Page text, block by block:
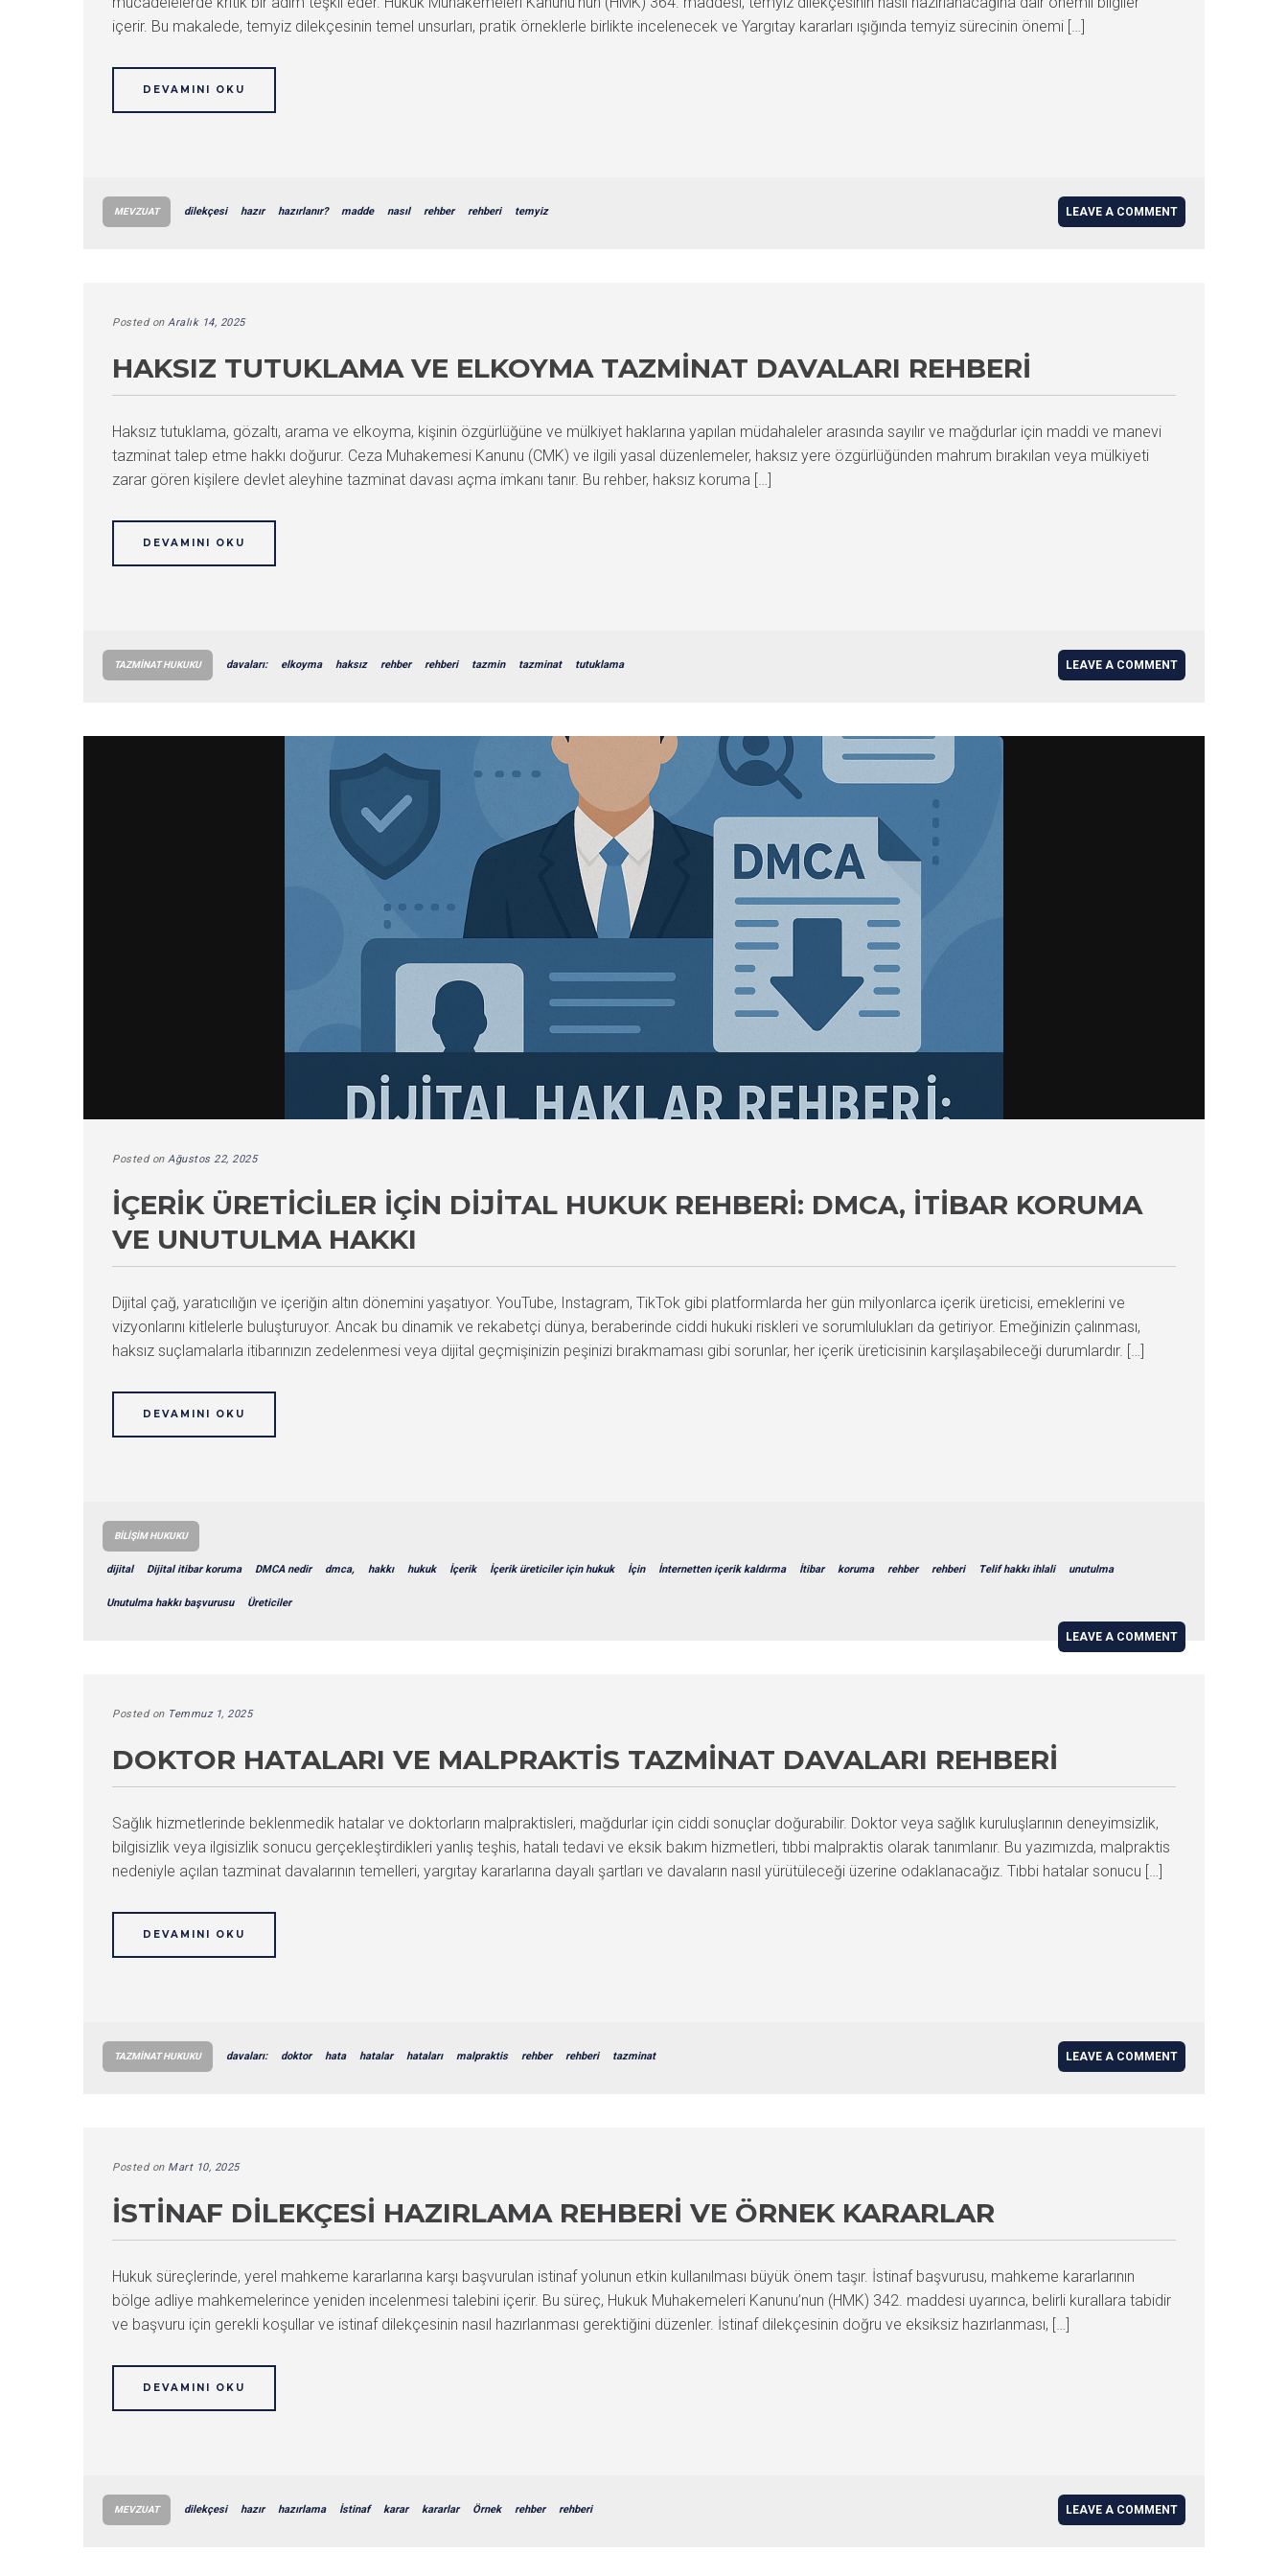
içerir. Bu makalede, temyiz dilekçesinin temel unsurları, pratik örneklerle birlikte incelenecek ve Yargıtay kararları ışığında temyiz sürecinin önemi […]
DEVAMINI OKU
MEVZUAT dilekçesi hazır hazırlanır? madde nasıl rehber rehberi temyiz LEAVE A COMMENT
Posted on Aralık 14, 2025
HAKSIZ TUTUKLAMA VE ELKOYMA TAZMINAT DAVALARI REHBERI
Haksız tutuklama, gözaltı, arama ve elkoyma, kişinin özgürlüğüne ve mülkiyet haklarına yapılan müdahaleler arasında sayılır ve mağdurlar için maddi ve manevi
tazminat talep etme hakkı doğurur. Ceza Muhakemesi Kanunu (CMK) ve ilgili yasal düzenlemeler, haksız yere özgürlüğünden mahrum bırakılan veya mülkiyeti
zarar gören kişilere devlet aleyhine tazminat davası açma imkanı tanır. Bu rehber, haksız koruma […]
DEVAMINI OKU
TAZMINAT HUKUKU davaları: elkoyma haksız rehber rehberi tazmin tazminat tutuklama LEAVE A COMMENT
Posted on Ağustos 22, 2025
İÇERIK ÜRETICILER İÇIN DIJITAL HUKUK REHBERI: DMCA, İTIBAR KORUMA
VE UNUTULMA HAKKI
Dijital çağ, yaratıcılığın ve içeriğin altın dönemini yaşatıyor. YouTube, Instagram, TikTok gibi platformlarda her gün milyonlarca içerik üreticisi, emeklerini ve
vizyonlarını kitlelerle buluşturuyor. Ancak bu dinamik ve rekabetçi dünya, beraberinde ciddi hukuki riskleri ve sorumlulukları da getiriyor. Emeğinizin çalınması,
haksız suçlamalarla itibarınızın zedelenmesi veya dijital geçmişinizin peşinizi bırakmaması gibi sorunlar, her içerik üreticisinin karşılaşabileceği durumlardır. […]
DEVAMINI OKU
BILIŞIM HUKUKU
dijital Dijital itibar koruma DMCA nedir dmca, hakkı hukuk İçerik İçerik üreticiler için hukuk İçin İnternetten içerik kaldırma İtibar koruma rehber rehberi Telif hakkı ihlali unutulma
Unutulma hakkı başvurusu Üreticiler
LEAVE A COMMENT
Posted on Temmuz 1, 2025
DOKTOR HATALARI VE MALPRAKTIS TAZMINAT DAVALARI REHBERI
Sağlık hizmetlerinde beklenmedik hatalar ve doktorların malpraktisleri, mağdurlar için ciddi sonuçlar doğurabilir. Doktor veya sağlık kuruluşlarının deneyimsizlik,
bilgisizlik veya ilgisizlik sonucu gerçekleştirdikleri yanlış teşhis, hatalı tedavi ve eksik bakım hizmetleri, tıbbi malpraktis olarak tanımlanır. Bu yazımızda, malpraktis
nedeniyle açılan tazminat davalarının temelleri, yargıtay kararlarına dayalı şartları ve davaların nasıl yürütüleceği üzerine odaklanacağız. Tıbbi hatalar sonucu […]
DEVAMINI OKU
TAZMINAT HUKUKU davaları: doktor hata hatalar hataları malpraktis rehber rehberi tazminat LEAVE A COMMENT
Posted on Mart 10, 2025
İSTINAF DILEKÇESI HAZIRLAMA REHBERI VE ÖRNEK KARARLAR
Hukuk süreçlerinde, yerel mahkeme kararlarına karşı başvurulan istinaf yolunun etkin kullanılması büyük önem taşır. İstinaf başvurusu, mahkeme kararlarının
bölge adliye mahkemelerince yeniden incelenmesi talebini içerir. Bu süreç, Hukuk Muhakemeleri Kanunu’nun (HMK) 342. maddesi uyarınca, belirli kurallara tabidir
ve başvuru için gerekli koşullar ve istinaf dilekçesinin nasıl hazırlanması gerektiğini düzenler. İstinaf dilekçesinin doğru ve eksiksiz hazırlanması, […]
DEVAMINI OKU
MEVZUAT dilekçesi hazır hazırlama İstinaf karar kararlar Örnek rehber rehberi LEAVE A COMMENT